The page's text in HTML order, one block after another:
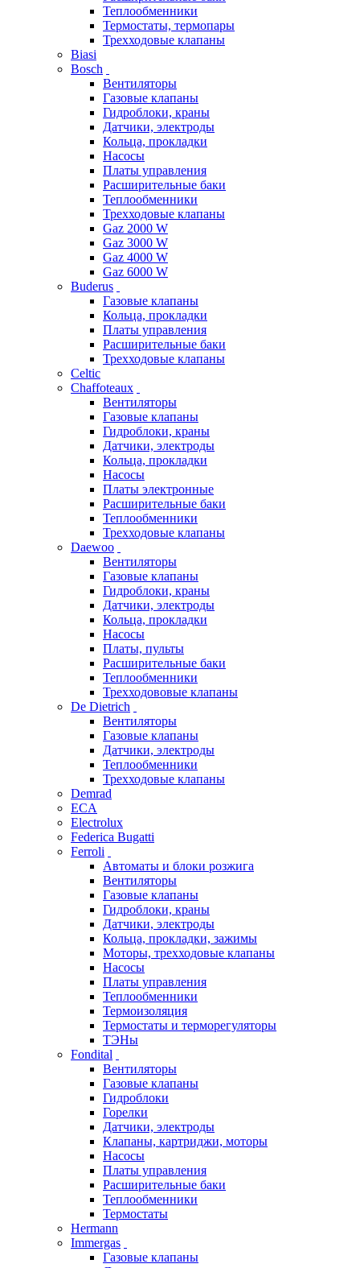
Теплообменники
Термостаты, термопары
Трехходовые клапаны
Biasi
Bosch
Вентиляторы
Газовые клапаны
Гидроблоки, краны
Датчики, электроды
Кольца, прокладки
Насосы
Платы управления
Расширительные баки
Теплообменники
Трехходовые клапаны
Gaz 2000 W
Gaz 3000 W
Gaz 4000 W
Gaz 6000 W
Buderus
Газовые клапаны
Кольца, прокладки
Платы управления
Расширительные баки
Трехходовые клапаны
Celtic
Chaffoteaux
Вентиляторы
Газовые клапаны
Гидроблоки, краны
Датчики, электроды
Кольца, прокладки
Насосы
Платы электронные
Расширительные баки
Теплообменники
Трехходовые клапаны
Daewoo
Вентиляторы
Газовые клапаны
Гидроблоки, краны
Датчики, электроды
Кольца, прокладки
Насосы
Платы, пульты
Расширительные баки
Теплообменники
Трехходововые клапаны
De Dietrich
Вентиляторы
Газовые клапаны
Датчики, электроды
Теплообменники
Трехходовые клапаны
Demrad
ECA
Electrolux
Federica Bugatti
Ferroli
Автоматы и блоки розжига
Вентиляторы
Газовые клапаны
Гидроблоки, краны
Датчики, электроды
Кольца, прокладки, зажимы
Моторы, трехходовые клапаны
Насосы
Платы управления
Теплообменники
Термоизоляция
Термостаты и терморегуляторы
ТЭНы
Fondital
Вентиляторы
Газовые клапаны
Гидроблоки
Горелки
Датчики, электроды
Клапаны, картриджи, моторы
Насосы
Платы управления
Расширительные баки
Теплообменники
Термостаты
Hermann
Immergas
Газовые клапаны